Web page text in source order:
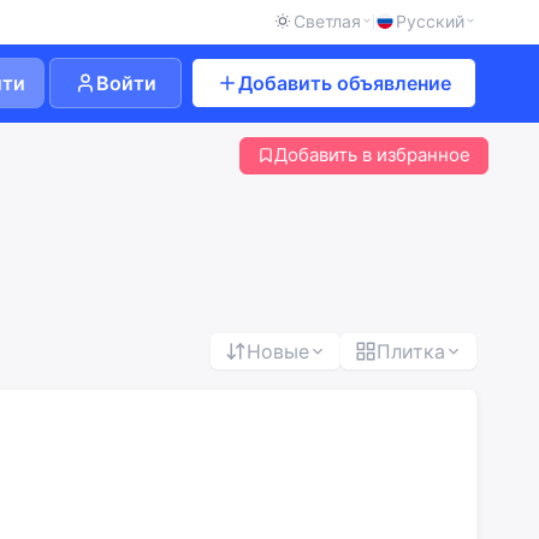
Светлая Русский
Войти Добавить объявление
Добавить в избранное
Новые Плитка